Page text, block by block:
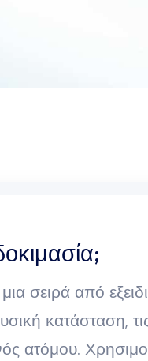
σειρά από
κατάσταση,
ατόμου.